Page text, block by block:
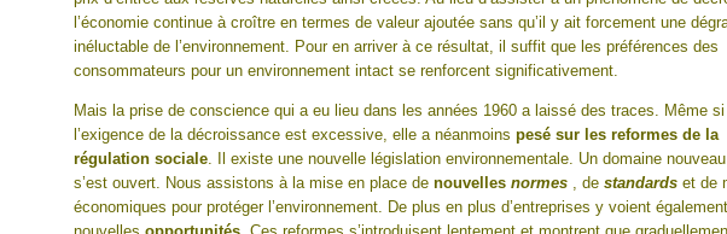
l’économie continue à croître en termes de valeur ajoutée sans qu’il y ait forcement une
inéluctable de l’environnement. Pour en arriver à ce résultat, il suffit que les préférences des
consommateurs pour un environnement intact se renforcent significativement.
Mais la prise de conscience qui a eu lieu dans les années 1960 a laissé des traces. Même si
l’exigence de la décroissance est excessive, elle a néanmoins pesé sur les reformes de la
régulation sociale . Il existe une nouvelle législation environnementale. Un domaine
s’est ouvert. Nous assistons à la mise en place de nouvelles normes , de standards et de
économiques pour protéger l’environnement. De plus en plus d’entreprises y voient